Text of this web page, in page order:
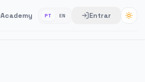
Academy PT EN Entrar